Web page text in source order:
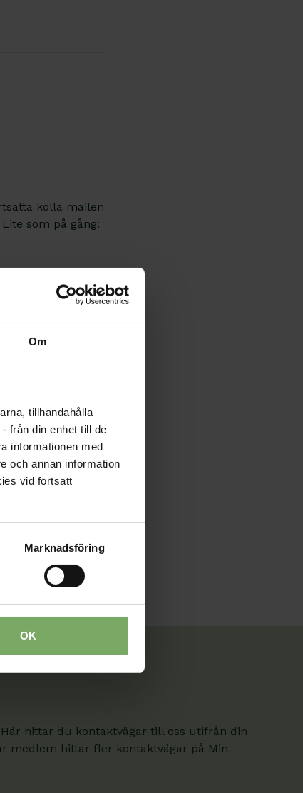
Om
tillhandahålla
från din enhet till de
informationen med
och annan information
vid fortsatt
Marknadsföring
OK
kolla mailen
som på gång:
fått
regionen.
hittar du kontaktvägar till oss utifrån din
medlem hittar fler kontaktvägar på Min